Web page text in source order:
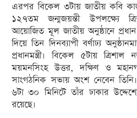
এরপর বিকেল ৩টায় জাতীয় কবি
১২৭তম জন্মজয়ন্তী উপলক্ষ্যে
আয়োজিত মূল জাতীয় অনুষ্ঠানে
দিয়ে তিন দিনব্যাপী বর্ণাঢ্য
প্রধানমন্ত্রী। বিকেল ৫টায়
ময়মনসিংহ উত্তর, দক্ষিণ ও
সাংগঠনিক সভায় অংশ নেবেন
৬টা ৩০ মিনিটে তাঁর ঢাকার
রয়েছে।